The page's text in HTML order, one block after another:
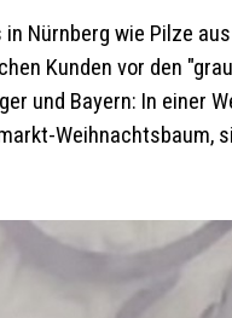
Nürnberg wie Pilze
Kunden vor den
und Bayern: In einer
Weihnachtsbaum,